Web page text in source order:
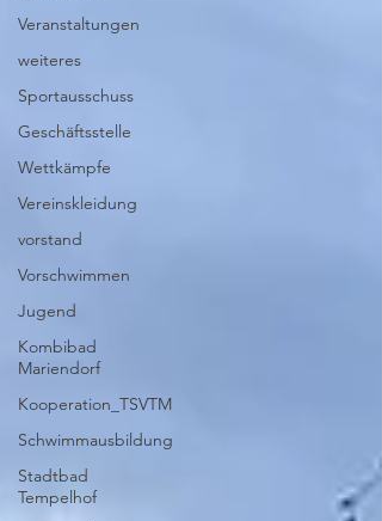
Veranstaltungen
weiteres
Sportausschuss
Geschäftsstelle
Wettkämpfe
Vereinskleidung
vorstand
Vorschwimmen
Jugend
Kombibad
Mariendorf
Kooperation_TSVTM
Schwimmausbildung
Stadtbad
Tempelhof